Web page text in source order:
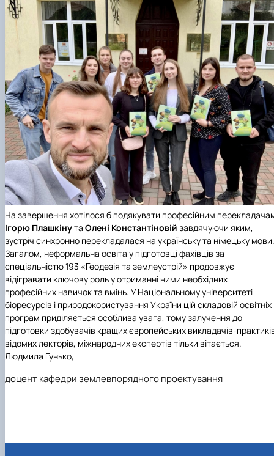
На завершення хотілося б подякувати професійним
Ігорю Плашкінута Олені Константіновій завдячуючи яким,
зустріч синхронно перекладалася на українську та німецьку мови.
Загалом, неформальна освіта у підготовці фахівців за
спеціальністю 193 «Геодезія та землеустрій» продовжує
відігравати ключову роль у отриманні ними необхідних
професійних навичок та вмінь. У Національному університеті
біоресурсів і природокористування України цій складовій освітніх
програм приділяється особлива увага, тому залучення до
підготовки здобувачів кращих європейських викладачів-
відомих лекторів, міжнародних експертів тільки вітається.
Людмила Гунько,
доцент кафедри землевпорядного проектування